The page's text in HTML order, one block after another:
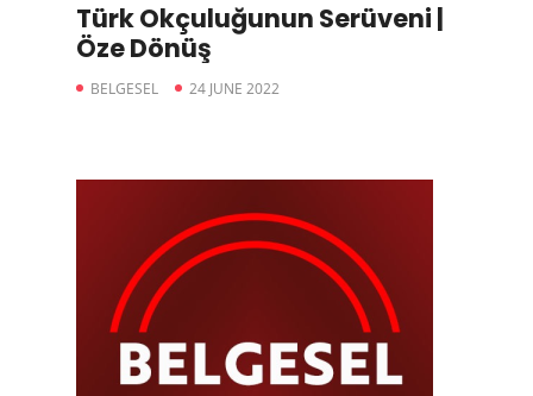
Türk Okçuluğunun Serüveni |
Öze Dönüş
BELGESEL 24 JUNE 2022